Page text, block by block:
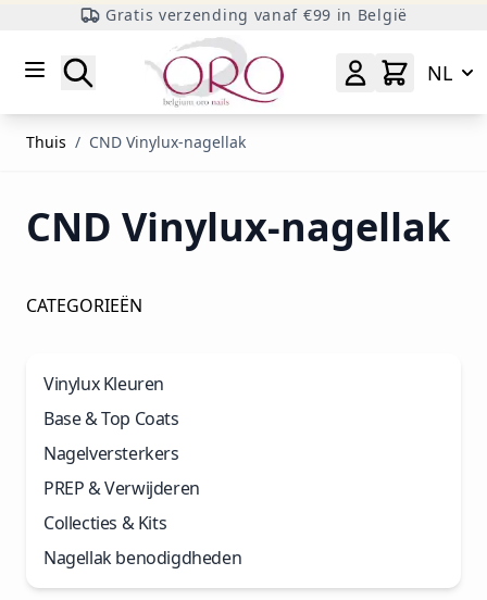
Gratis verzending vanaf €99 in België
Zoeken
NL
Thuis / CND Vinylux-nagellak
CND Vinylux-nagellak
CATEGORIEËN
Vinylux Kleuren
Base & Top Coats
Nagelversterkers
PREP & Verwijderen
Collecties & Kits
Nagellak benodigdheden